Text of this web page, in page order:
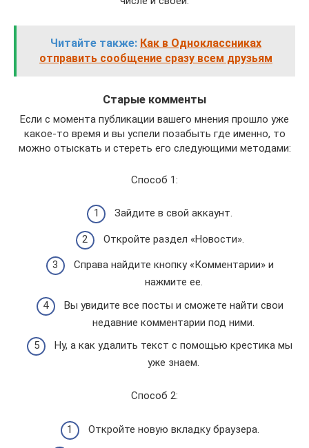
Читайте также: Как в Одноклассниках
отправить сообщение сразу всем друзьям
Старые комменты
Если с момента публикации вашего мнения прошло уже
какое-то время и вы успели позабыть где именно, то
можно отыскать и стереть его следующими методами:
Способ 1:
Зайдите в свой аккаунт.
Откройте раздел «Новости».
Справа найдите кнопку «Комментарии» и
нажмите ее.
Вы увидите все посты и сможете найти свои
недавние комментарии под ними.
Ну, а как удалить текст с помощью крестика мы
уже знаем.
Способ 2:
Откройте новую вкладку браузера.